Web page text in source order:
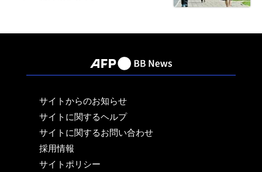
サイトからのお知らせ
サイトに関するヘルプ
サイトに関するお問い合わせ
採用情報
サイトポリシー